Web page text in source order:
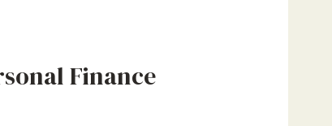
Finance